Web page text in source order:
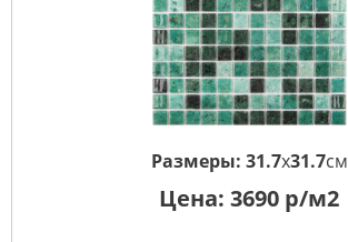
Размеры: 31.7x31.7см
Цена: 3690 р/м2